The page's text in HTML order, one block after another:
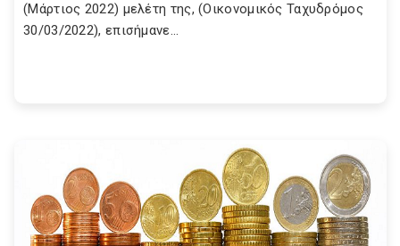
(Μάρτιος 2022) μελέτη της, (Οικονομικός Ταχυδρόμος
30/03/2022), επισήμανε...